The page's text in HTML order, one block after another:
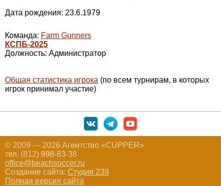
Дата рождения: 23.6.1979
Команда: Farm Gunners
КСПБ-2025
Должность: Администратор
Общая статистика игрока (по всем турнирам, в которых
игрок принимал участие)
© 2009 — 2026 Агентство «CUPPER»
тел. (812) 998-83-38
office@beachsoccer.ru
Создание сайта: Студия 239
Полная версия сайта